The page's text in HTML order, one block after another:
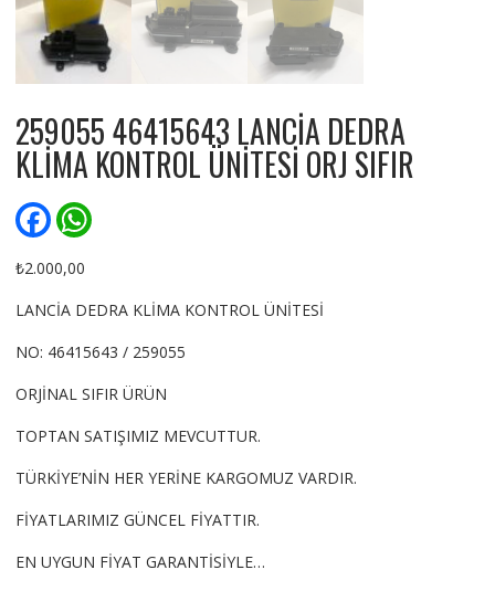
259055 46415643 LANCİA DEDRA
KLİMA KONTROL ÜNİTESİ ORJ SIFIR
F
a
e
o
o
W
h
p
₺2.000,00
LANCİA DEDRA KLİMA KONTROL ÜNİTESİ
NO: 46415643 / 259055
ORJİNAL SIFIR ÜRÜN
TOPTAN SATIŞIMIZ MEVCUTTUR.
TÜRKİYE’NİN HER YERİNE KARGOMUZ VARDIR.
FİYATLARIMIZ GÜNCEL FİYATTIR.
EN UYGUN FİYAT GARANTİSİYLE…